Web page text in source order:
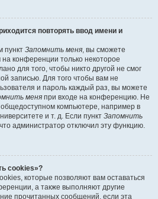
повторять ввод имени и
пункт Запомнить меня, вы сможете
конференции только некоторое
для того, чтобы никто другой не смог
записью. Для того чтобы вам не
и пароль каждый раз, вы можете
меня при входе на конференцию. Не
компьютере, например в
и т. д. Если пункт Запомнить
что администратор отключил эту функцию.
cookies»?
которые позволяют вам оставаться
а также выполняют другие
прочитанных сообщений, если эта